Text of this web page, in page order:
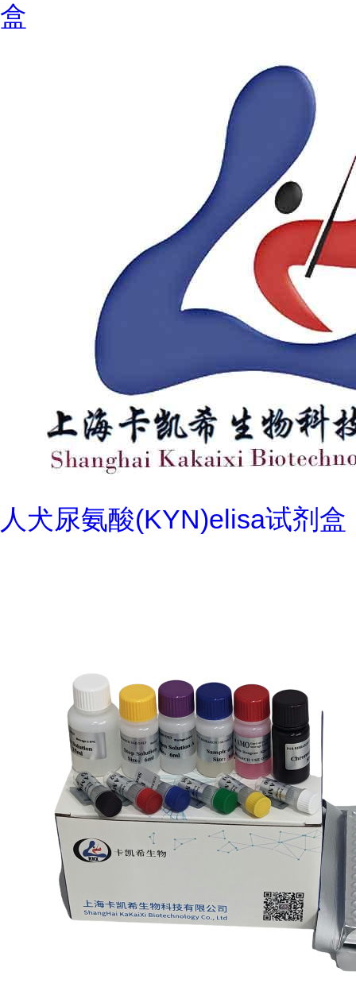
盒
人犬尿氨酸(KYN)elisa试剂盒